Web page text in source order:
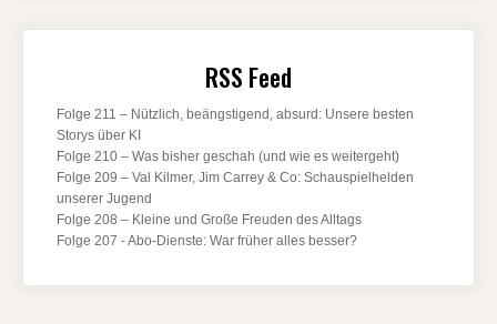
RSS Feed
Folge 211 – Nützlich, beängstigend, absurd: Unsere besten
Storys über KI
Folge 210 – Was bisher geschah (und wie es weitergeht)
Folge 209 – Val Kilmer, Jim Carrey & Co: Schauspielhelden
unserer Jugend
Folge 208 – Kleine und Große Freuden des Alltags
Folge 207 - Abo-Dienste: War früher alles besser?